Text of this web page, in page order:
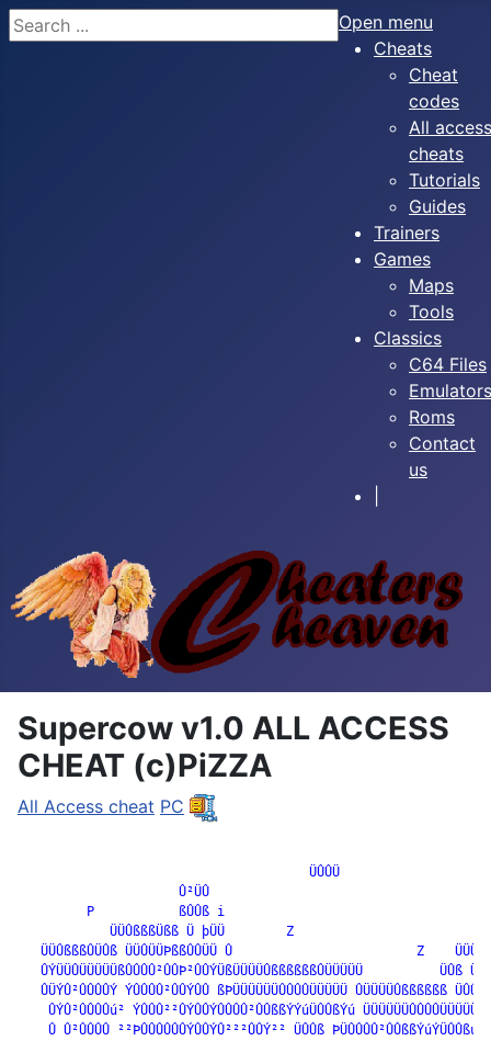
Search
Open menu
Cheats
Cheat
codes
All access
cheats
Tutorials
Guides
Trainers
Games
Maps
Tools
Classics
C64 Files
Emulators
Roms
Contact
us
Supercow v1.0 ALL ACCESS
CHEAT (c)PiZZA
All Access cheat PC
                     Û²ÜÛ
P           ßÛÛß i
            ÜÜÛßßßÜßß Ü þÜÜ        Z
ÜÜÛßßßÛÜÛß ÜÜÛÜÜÞßßÛÛÜÜ Û                        Z
ÛÝÜÜÛÜÜÜÜÜßÛÛÛÛ²ÛÛÞ²ÛÛÝÜßÜÜÜÜÛßßßßßßÛÜÜÜÜÜ          ÜÛß
ÛÜÝÛ²ÛÛÛÛÝ ÝÛÛÛÛ²ÛÛÝÛÛ ßÞÜÜÜÜÜÜÛÛÛÛÜÜÜÜÜ ÛÜÜÜÜÛßßßßßß
ÛÝÛ²ÛÛÛÛú² ÝÛÛÛ²²ÛÝÛÛÝÛÛÛÛ²ÛÛßßÝÝúÜÛÛßÝú
Û Û²ÛÛÛÛ ²²ÞÛÛÛÛÛÛÝÛÛÝÛ²²²ÛÛÝ²² ÜÛÛß